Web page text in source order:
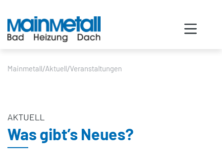
Mainmetall/Aktuell/Veranstaltungen
AKTUELL
Was gibt’s Neues?